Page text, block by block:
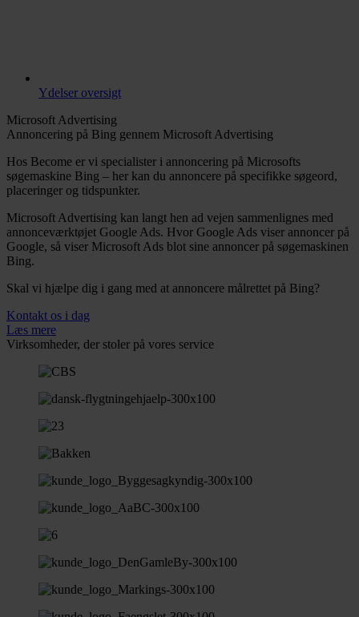
Ydelser oversigt
Microsoft Advertising
Annoncering på Bing gennem Microsoft Advertising
Hos Become er vi specialister i annoncering på Microsofts
søgemaskine Bing – her kan du annoncere på specifikke søgeord,
placeringer og tidspunkter.
Microsoft Advertising kan langt hen ad vejen sammenlignes med
annonceværktøjet Google Ads. Hvor Google Ads viser annoncer på
Google, så viser Microsoft Ads blot sine annoncer på søgemaskinen
Bing.
Skal vi hjælpe dig i gang med at annoncere målrettet på Bing?
Kontakt os i dag
Læs mere
Virksomheder, der stoler på vores service